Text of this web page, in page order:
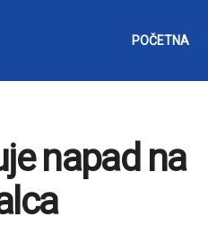
POČETNA
napad na